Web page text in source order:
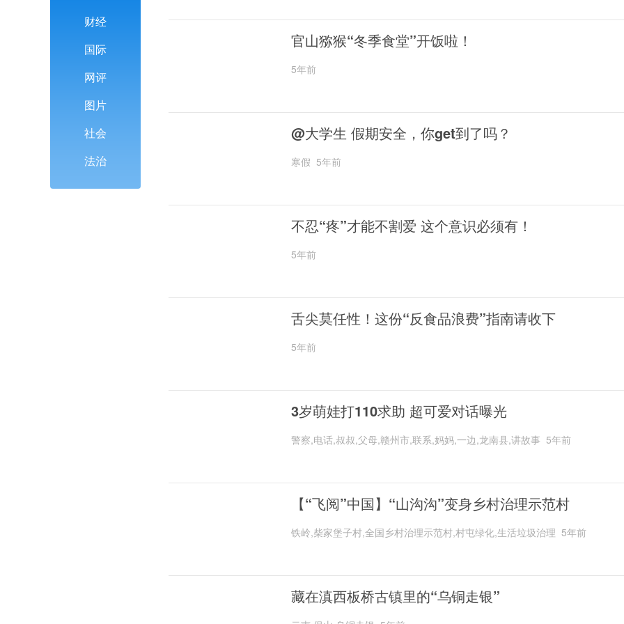
财经
国际
网评
图片
社会
法治
官山猕猴“冬季食堂”开饭啦！
5年前
@大学生 假期安全，你get到了吗？
寒假 5年前
不忍“疼”才能不割爱 这个意识必须有！
5年前
舌尖莫任性！这份“反食品浪费”指南请收下
5年前
3岁萌娃打110求助 超可爱对话曝光
警察,电话,叔叔,父母,赣州市,联系,妈妈,一边,龙南县,讲故事 5年前
【“飞阅”中国】“山沟沟”变身乡村治理示范村
铁岭,柴家堡子村,全国乡村治理示范村,村屯绿化,生活垃圾治理 5年前
藏在滇西板桥古镇里的“乌铜走银”